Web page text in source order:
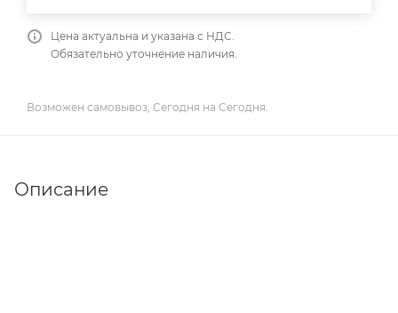
Цена актуальна и указана с НДС.
Обязательно уточнение наличия.
Возможен самовывоз, Сегодня на Сегодня.
Описание